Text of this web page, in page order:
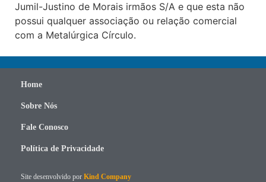
Jumil-Justino de Morais irmãos S/A e que esta não
possui qualquer associação ou relação comercial
com a Metalúrgica Círculo.
Home
Sobre Nós
Fale Conosco
Política de Privacidade
Site desenvolvido por Kind Company